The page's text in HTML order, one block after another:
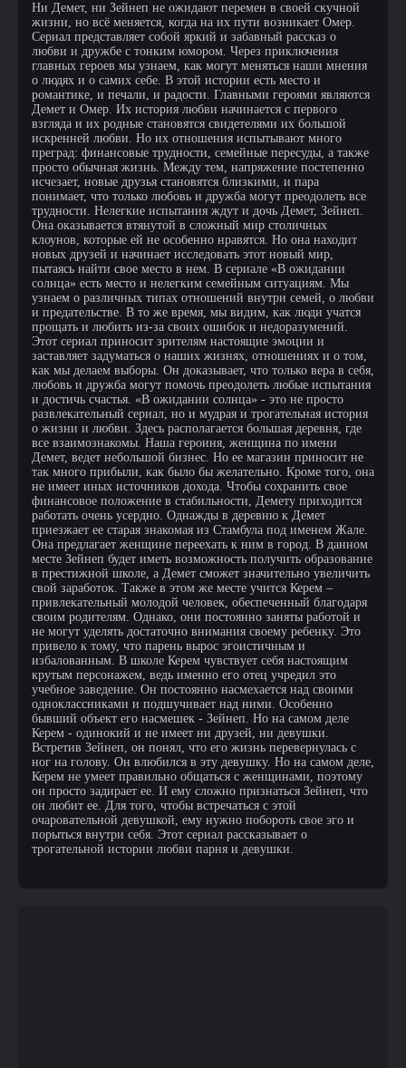
Ни Демет, ни Зейнеп не ожидают перемен в своей скучной
жизни, но всё меняется, когда на их пути возникает Омер.
Сериал представляет собой яркий и забавный рассказ о
любви и дружбе с тонким юмором. Через приключения
главных героев мы узнаем, как могут меняться наши мнения
о людях и о самих себе. В этой истории есть место и
романтике, и печали, и радости. Главными героями являются
Демет и Омер. Их история любви начинается с первого
взгляда и их родные становятся свидетелями их большой
искренней любви. Но их отношения испытывают много
преград: финансовые трудности, семейные пересуды, а также
просто обычная жизнь. Между тем, напряжение постепенно
исчезает, новые друзья становятся близкими, и пара
понимает, что только любовь и дружба могут преодолеть все
трудности. Нелегкие испытания ждут и дочь Демет, Зейнеп.
Она оказывается втянутой в сложный мир столичных
клоунов, которые ей не особенно нравятся. Но она находит
новых друзей и начинает исследовать этот новый мир,
пытаясь найти свое место в нем. В сериале «В ожидании
солнца» есть место и нелегким семейным ситуациям. Мы
узнаем о различных типах отношений внутри семей, о любви
и предательстве. В то же время, мы видим, как люди учатся
прощать и любить из-за своих ошибок и недоразумений.
Этот сериал приносит зрителям настоящие эмоции и
заставляет задуматься о наших жизнях, отношениях и о том,
как мы делаем выборы. Он доказывает, что только вера в себя,
любовь и дружба могут помочь преодолеть любые испытания
и достичь счастья. «В ожидании солнца» - это не просто
развлекательный сериал, но и мудрая и трогательная история
о жизни и любви. Здесь располагается большая деревня, где
все взаимознакомы. Наша героиня, женщина по имени
Демет, ведет небольшой бизнес. Но ее магазин приносит не
так много прибыли, как было бы желательно. Кроме того, она
не имеет иных источников дохода. Чтобы сохранить свое
финансовое положение в стабильности, Демету приходится
работать очень усердно. Однажды в деревню к Демет
приезжает ее старая знакомая из Стамбула под именем Жале.
Она предлагает женщине переехать к ним в город. В данном
месте Зейнеп будет иметь возможность получить образование
в престижной школе, а Демет сможет значительно увеличить
свой заработок. Также в этом же месте учится Керем –
привлекательный молодой человек, обеспеченный благодаря
своим родителям. Однако, они постоянно заняты работой и
не могут уделять достаточно внимания своему ребенку. Это
привело к тому, что парень вырос эгоистичным и
избалованным. В школе Керем чувствует себя настоящим
крутым персонажем, ведь именно его отец учредил это
учебное заведение. Он постоянно насмехается над своими
одноклассниками и подшучивает над ними. Особенно
бывший объект его насмешек - Зейнеп. Но на самом деле
Керем - одинокий и не имеет ни друзей, ни девушки.
Встретив Зейнеп, он понял, что его жизнь перевернулась с
ног на голову. Он влюбился в эту девушку. Но на самом деле,
Керем не умеет правильно общаться с женщинами, поэтому
он просто задирает ее. И ему сложно признаться Зейнеп, что
он любит ее. Для того, чтобы встречаться с этой
очаровательной девушкой, ему нужно побороть свое эго и
порыться внутри себя. Этот сериал рассказывает о
трогательной истории любви парня и девушки.